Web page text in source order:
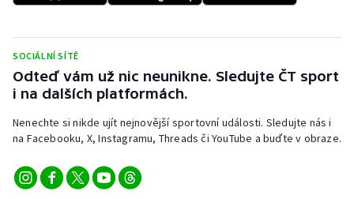
SOCIÁLNÍ SÍTĚ
Odteď vám už nic neunikne. Sledujte ČT sport
i na dalších platformách.
Nenechte si nikde ujít nejnovější sportovní události. Sledujte nás i
na Facebooku, X, Instagramu, Threads či YouTube a buďte v obraze.